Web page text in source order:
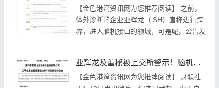
【金色港湾资讯网为您推荐阅读】 之前，
体外诊断的企业亚辉龙（.SH）宣称进行跨
界，进入脑机接口的领域，可是呢，公告发
了上交...
亚辉龙及董秘被上交所警示！脑机星链合作公告信息有误
【金色‮湾港‬资讯网‮推您为‬荐阅读】 财联社